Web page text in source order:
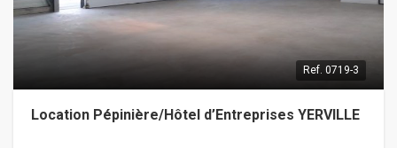
Ref. 0719-3
Location Pépinière/Hôtel d’Entreprises YERVILLE